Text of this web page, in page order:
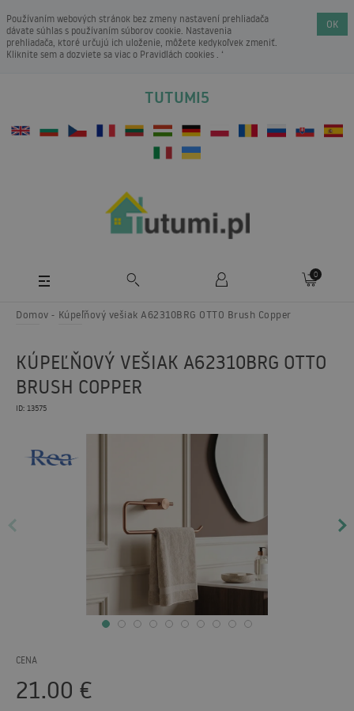
Používaním webových stránok bez zmeny nastavení prehliadača
dávate súhlas s používaním súborov cookie. Nastavenia
prehliadača, ktoré určujú ich uloženie, môžete kedykoľvek zmeniť.
Kliknite sem a dozviete sa viac o Pravidlách cookies . ‘
OK
TUTUMI5
0
Domov Kúpeľňový vešiak A62310BRG OTTO Brush Copper
KÚPEĽŇOVÝ VEŠIAK A62310BRG OTTO
BRUSH COPPER
ID: 13575
CENA
21.00 €